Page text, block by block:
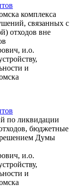
комплекса
связанных с
отходов вне
и.о.
и
по ликвидации
бюджетные
решением Думы
и.о.
и